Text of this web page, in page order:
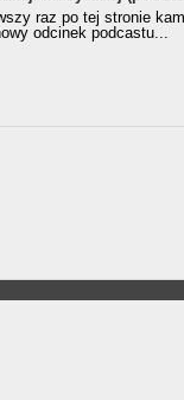
raz po tej stronie
odcinek podcastu...